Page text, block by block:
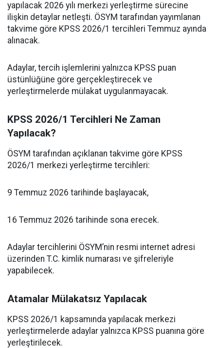
yapılacak 2026 yılı merkezi yerleştirme sürecine
ilişkin detaylar netleşti. ÖSYM tarafından yayımlanan
takvime göre KPSS 2026/1 tercihleri Temmuz ayında
alınacak.
Adaylar, tercih işlemlerini yalnızca KPSS puan
üstünlüğüne göre gerçekleştirecek ve
yerleştirmelerde mülakat uygulanmayacak.
KPSS 2026/1 Tercihleri Ne Zaman
Yapılacak?
ÖSYM tarafından açıklanan takvime göre KPSS
2026/1 merkezi yerleştirme tercihleri:
9 Temmuz 2026 tarihinde başlayacak,
16 Temmuz 2026 tarihinde sona erecek.
Adaylar tercihlerini ÖSYM’nin resmi internet adresi
üzerinden T.C. kimlik numarası ve şifreleriyle
yapabilecek.
Atamalar Mülakatsız Yapılacak
KPSS 2026/1 kapsamında yapılacak merkezi
yerleştirmelerde adaylar yalnızca KPSS puanına göre
yerleştirilecek.